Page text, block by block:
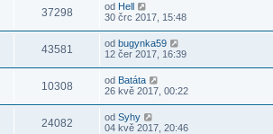
37298 od Hell
30 črc 2017, 15:48
43581 od bugynka59
12 čer 2017, 16:39
10308 od Batáta
26 kvě 2017, 00:22
24082 od Syhy
04 kvě 2017, 20:46